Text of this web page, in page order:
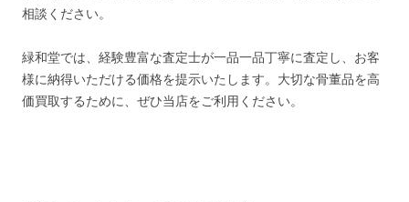
相談ください。
緑和堂では、経験豊富な査定士が一品一品丁寧に査定し、お客
様に納得いただける価格を提示いたします。大切な骨董品を高
価買取するために、ぜひ当店をご利用ください。